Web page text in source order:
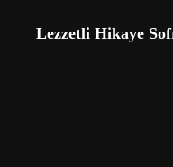
Lezzetli Hikaye